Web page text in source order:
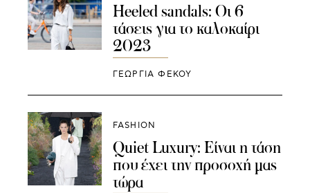
Heeled sandals: Οι 6
τάσεις για το καλοκαίρι
2023
ΓΕΩΡΓΙΑ ΦΕΚΟΥ
FASHION
Quiet Luxury: Είναι η τάση
που έχει την προσοχή μας
τώρα